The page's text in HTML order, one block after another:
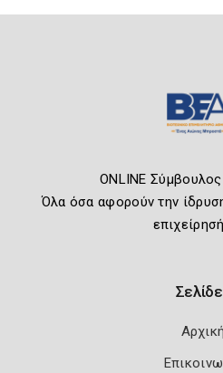
ONLINE Σύμβουλος
Όλα όσα αφορούν την
Αρχική